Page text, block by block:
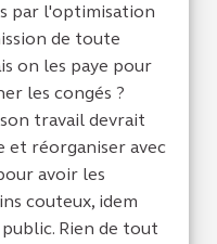
par l'optimisation
de toute
on les paye pour
les congés ?
travail devrait
réorganiser avec
avoir les
couteux, idem
Rien de tout